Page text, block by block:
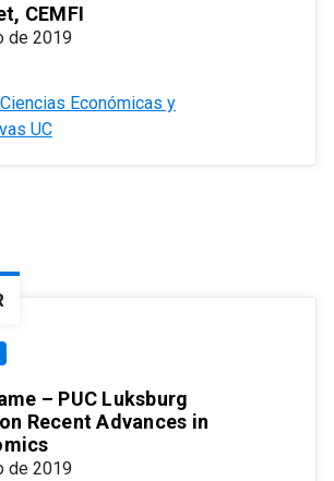
CEMFI
de 2019
Económicas y
UC
– PUC Luksburg
Recent Advances in
de 2019